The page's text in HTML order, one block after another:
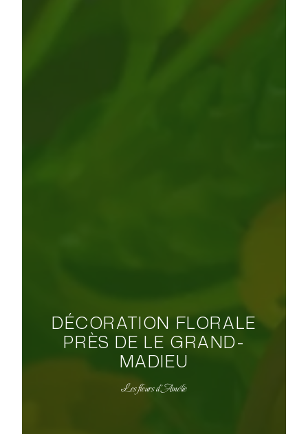
DÉCORATION FLORALE
PRÈS DE LE GRAND-
MADIEU
Les fleurs d'Amélie